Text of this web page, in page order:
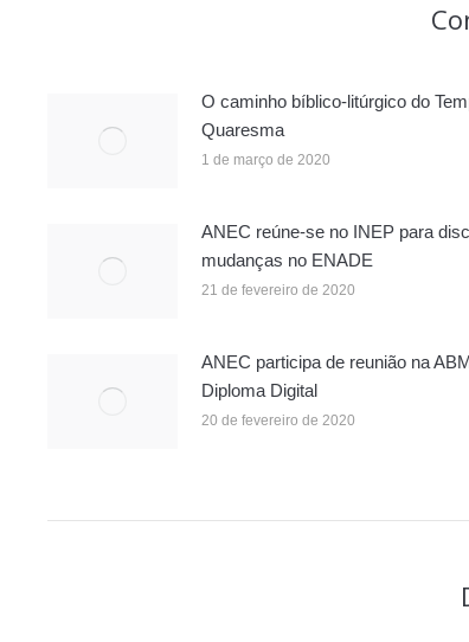
O caminho bíblico-litúrgico do
Quaresma
1 de março de 2020
ANEC reúne-se no INEP para
mudanças no ENADE
21 de fevereiro de 2020
ANEC participa de reunião na
Diploma Digital
20 de fevereiro de 2020